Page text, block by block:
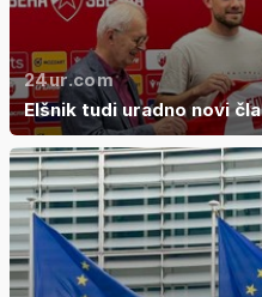
24ur.com
Elšnik tudi uradno novi